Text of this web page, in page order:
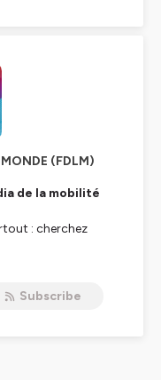
(FDLM)
de la mobilité
: cherchez
politique-de-
Subscribe